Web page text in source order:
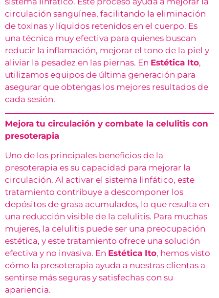
circulación sanguínea, facilitando la eliminación
de toxinas y líquidos retenidos en el cuerpo. Es
una técnica muy efectiva para quienes buscan
reducir la inflamación, mejorar el tono de la piel y
aliviar la pesadez en las piernas. En Estética Ito,
utilizamos equipos de última generación para
asegurar que obtengas los mejores resultados de
cada sesión.
Mejora tu circulación y combate la celulitis con
presoterapia
Uno de los principales beneficios de la
presoterapia es su capacidad para mejorar la
circulación. Al activar el sistema linfático, este
tratamiento contribuye a descomponer los
depósitos de grasa acumulados, lo que resulta en
una reducción visible de la celulitis. Para muchas
mujeres, la celulitis puede ser una preocupación
estética, y este tratamiento ofrece una solución
efectiva y no invasiva. En Estética Ito, hemos visto
cómo la presoterapia ayuda a nuestras clientas a
sentirse más seguras y satisfechas con su
apariencia.